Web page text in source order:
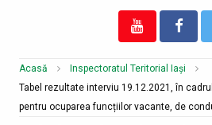
Acasă
Inspectoratul Teritorial Iași
Tabel rezultate interviu 19.12.2021, în
pentru ocuparea funcțiilor vacante, de